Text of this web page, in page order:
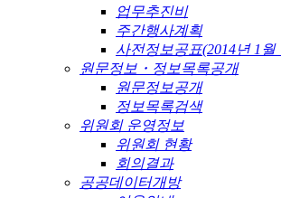
업무추진비
주간행사계획
사전정보공표(2014년 1월
원문정보・정보목록공개
원문정보공개
정보목록검색
위원회 운영정보
위원회 현황
회의결과
공공데이터개방